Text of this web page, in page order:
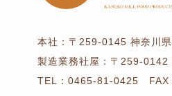
本社： 〒259-0145 神奈川
製造業務社屋： 〒259-0142
TEL： 0465-81-0425 FAX